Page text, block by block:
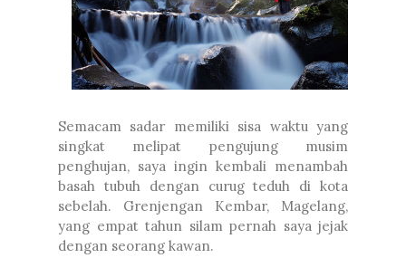
Semacam sadar memiliki sisa waktu yang
singkat melipat pengujung musim
penghujan, saya ingin kembali menambah
basah tubuh dengan curug teduh di kota
sebelah. Grenjengan Kembar, Magelang,
yang empat tahun silam pernah saya jejak
dengan seorang kawan.